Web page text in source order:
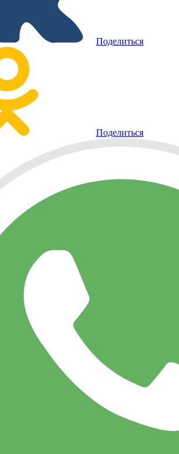
Поделиться
Поделиться